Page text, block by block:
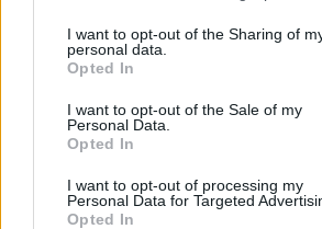
I want to opt-out of the Sharing of
personal data.
Opted In
I want to opt-out of the Sale of my
Personal Data.
Opted In
I want to opt-out of processing my
Personal Data for Targeted
Opted In